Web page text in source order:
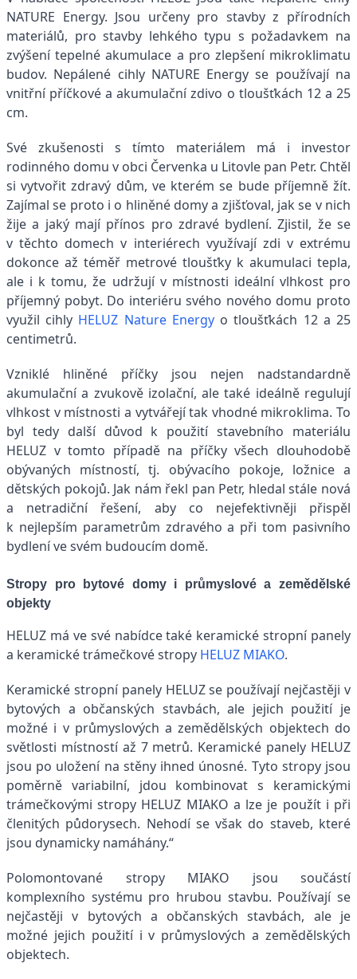
NATURE Energy. Jsou určeny pro stavby z přírodních
materiálů, pro stavby lehkého typu s požadavkem na
zvýšení tepelné akumulace a pro zlepšení mikroklimatu
budov. Nepálené cihly NATURE Energy se používají na
vnitřní příčkové a akumulační zdivo o tloušťkách 12 a 25
cm.
Své zkušenosti s tímto materiálem má i investor
rodinného domu v obci Červenka u Litovle pan Petr. Chtěl
si vytvořit zdravý dům, ve kterém se bude příjemně žít.
Zajímal se proto i o hliněné domy a zjišťoval, jak se v nich
žije a jaký mají přínos pro zdravé bydlení. Zjistil, že se
v těchto domech v interiérech využívají zdi v extrému
dokonce až téměř metrové tloušťky k akumulaci tepla,
ale i k tomu, že udržují v místnosti ideální vlhkost pro
příjemný pobyt. Do interiéru svého nového domu proto
využil cihly HELUZ Nature Energyo tloušťkách 12 a 25
centimetrů.
Vzniklé hliněné příčky jsou nejen nadstandardně
akumulační a zvukově izolační, ale také ideálně regulují
vlhkost v místnosti a vytvářejí tak vhodné mikroklima. To
byl tedy další důvod k použití stavebního materiálu
HELUZ v tomto případě na příčky všech dlouhodobě
obývaných místností, tj. obývacího pokoje, ložnice a
dětských pokojů. Jak nám řekl pan Petr, hledal stále nová
a netradiční řešení, aby co nejefektivněji přispěl
k nejlepším parametrům zdravého a při tom pasivního
bydlení ve svém budoucím domě.
Stropy pro bytové domy i průmyslové a zemědělské
objekty
HELUZ má ve své nabídce také keramické stropní panely
a keramické trámečkové stropy HELUZ MIAKO.
Keramické stropní panely HELUZ se používají nejčastěji v
bytových a občanských stavbách, ale jejich použití je
možné i v průmyslových a zemědělských objektech do
světlosti místností až 7 metrů. Keramické panely HELUZ
jsou po uložení na stěny ihned únosné. Tyto stropy jsou
poměrně variabilní, jdou kombinovat s keramickými
trámečkovými stropy HELUZ MIAKO a lze je použít i při
členitých půdorysech. Nehodí se však do staveb, které
jsou dynamicky namáhány.“
Polomontované stropy MIAKO jsou součástí
komplexního systému pro hrubou stavbu. Používají se
nejčastěji v bytových a občanských stavbách, ale je
možné jejich použití i v průmyslových a zemědělských
objektech.